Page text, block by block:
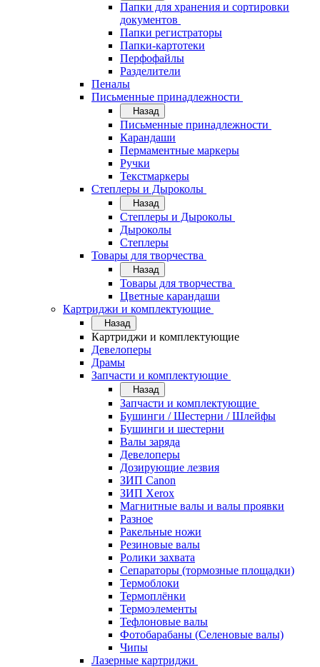
Папки для хранения и сортировки
документов
Папки регистраторы
Папки-картотеки
Перфофайлы
Разделители
Пеналы
Письменные принадлежности
Назад
Письменные принадлежности
Карандаши
Пермаментные маркеры
Ручки
Текстмаркеры
Степлеры и Дыроколы
Назад
Степлеры и Дыроколы
Дыроколы
Степлеры
Товары для творчества
Назад
Товары для творчества
Цветные карандаши
Картриджи и комплектующие
Назад
Картриджи и комплектующие
Девелоперы
Драмы
Запчасти и комплектующие
Назад
Запчасти и комплектующие
Бушинги / Шестерни / Шлейфы
Бушинги и шестерни
Валы заряда
Девелоперы
Дозирующие лезвия
ЗИП Canon
ЗИП Xerox
Магнитные валы и валы проявки
Разное
Ракельные ножи
Резиновые валы
Ролики захвата
Сепараторы (тормозные площадки)
Термоблоки
Термоплёнки
Термоэлементы
Тефлоновые валы
Фотобарабаны (Селеновые валы)
Чипы
Лазерные картриджи